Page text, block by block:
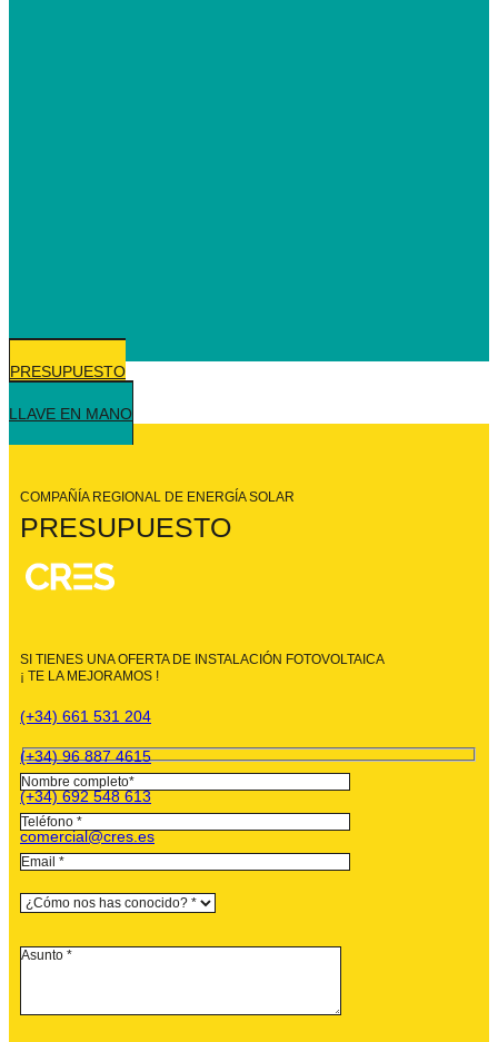
PRESUPUESTO
LLAVE EN MANO
COMPAÑÍA REGIONAL DE ENERGÍA SOLAR
PRESUPUESTO
SI TIENES UNA OFERTA DE INSTALACIÓN FOTOVOLTAICA
¡ TE LA MEJORAMOS !
(+34) 661 531 204
(+34) 96 887 4615
(+34) 692 548 613
comercial@cres.es